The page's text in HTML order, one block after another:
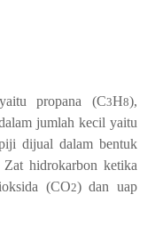
propana (C3H8),
jumlah kecil yaitu
dijual dalam bentuk
Zat hidrokarbon ketika
(CO2) dan uap